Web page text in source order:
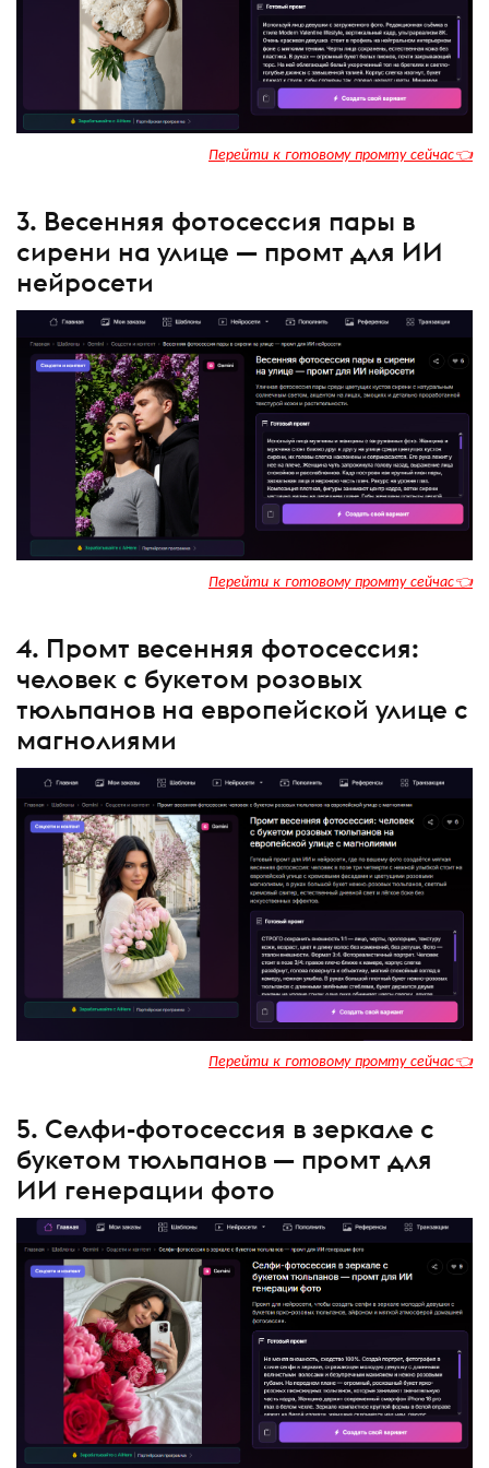
Перейти к готовому промту сейчас👈
3. Весенняя фотосессия пары в
сирени на улице — промт для ИИ
нейросети
Перейти к готовому промту сейчас👈
4. Промт весенняя фотосессия:
человек с букетом розовых
тюльпанов на европейской улице с
магнолиями
Перейти к готовому промту сейчас👈
5. Селфи-фотосессия в зеркале с
букетом тюльпанов — промт для
ИИ генерации фото